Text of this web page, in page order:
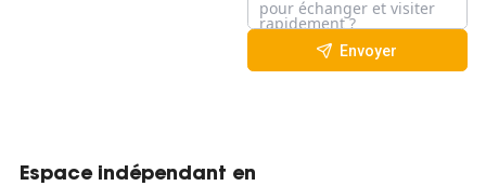
Envoyer
Espace indépendant en